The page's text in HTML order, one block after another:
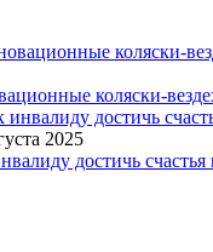
коляски-
2025
достичь